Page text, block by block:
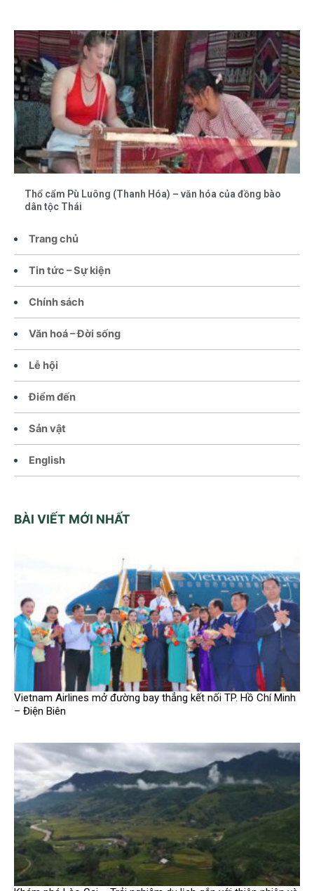
Trang chủ
Tin tức – Sự kiện
Chính sách
Văn hoá – Đời sống
Lễ hội
Điểm đến
Sản vật
English
BÀI VIẾT MỚI NHẤT
Vietnam Airlines mở đường bay thẳng kết nối TP. Hồ Chí Minh
– Điện Biên
Thổ cẩm Pù Luông (Thanh Hóa) – văn hóa của đồng bào
dân tộc Thái